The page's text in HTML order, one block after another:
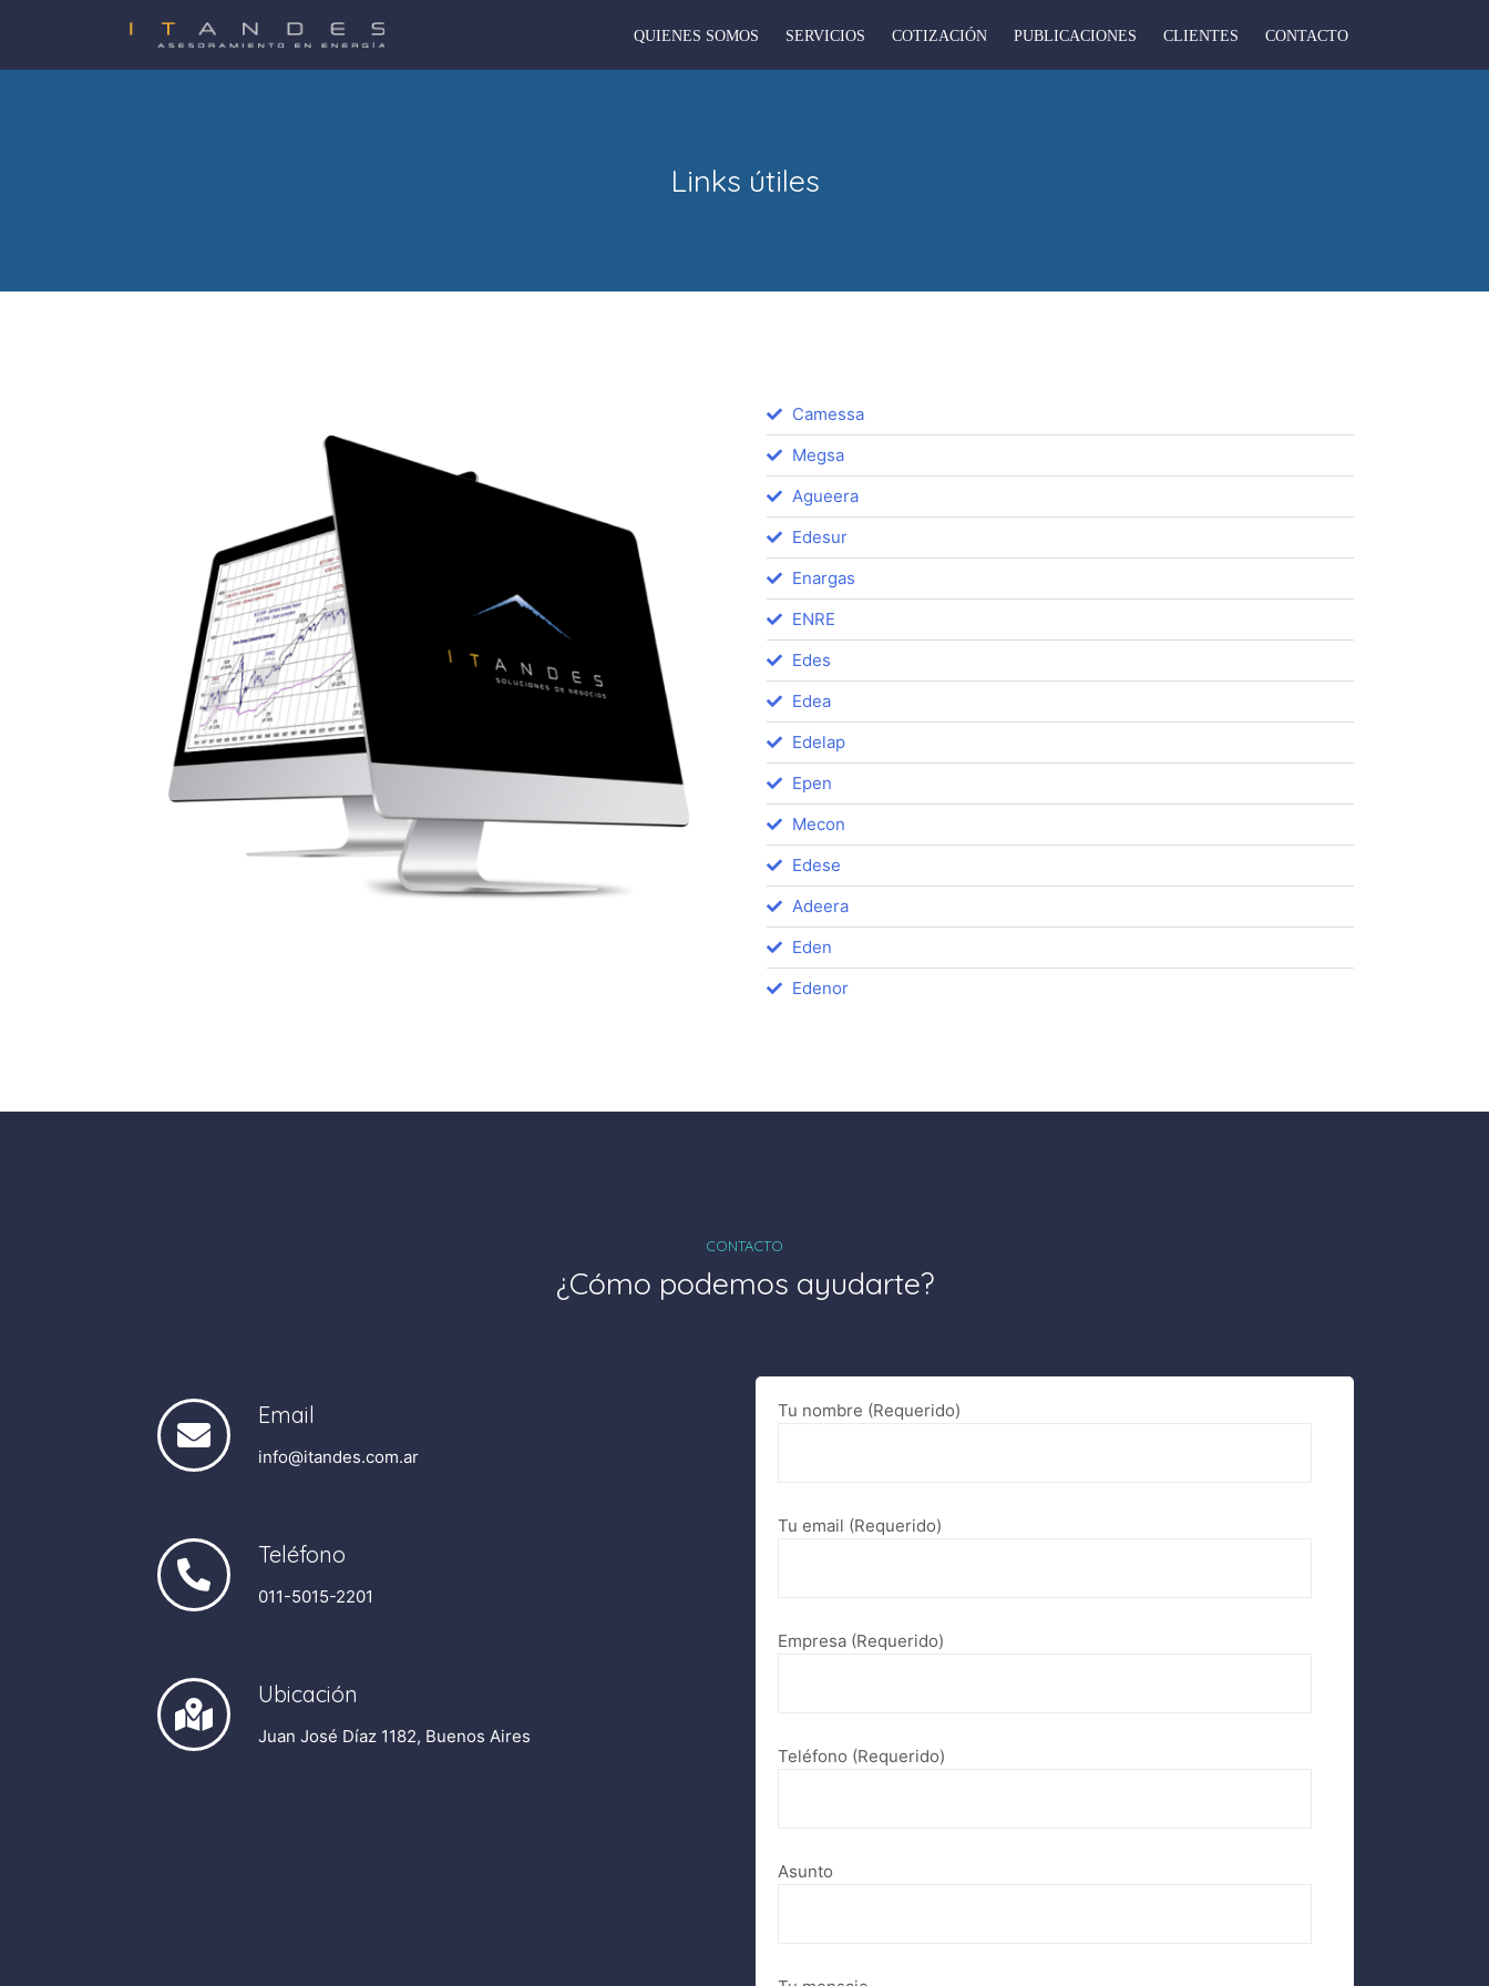
QUIENES SOMOS SERVICIOS COTIZACIÓN PUBLICACIONES CLIENTES CONTACTO
Links útiles
Camessa
Megsa
Agueera
Edesur
Enargas
ENRE
Edes
Edea
Edelap
Epen
Mecon
Edese
Adeera
Eden
Edenor
CONTACTO
¿Cómo podemos ayudarte?
Email
info@itandes.com.ar
Teléfono
011-5015-2201​
Ubicación
Juan José Díaz 1182, Buenos Aires
Tu nombre (Requerido)
Tu email (Requerido)
Empresa (Requerido)
Teléfono (Requerido)
Asunto